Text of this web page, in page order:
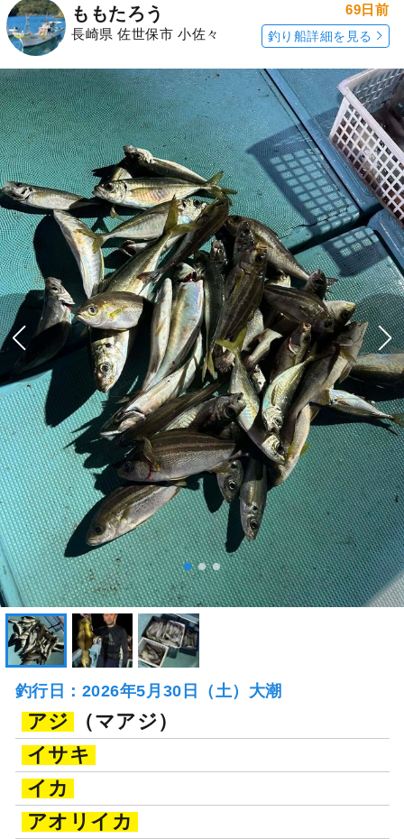
ももたろう
長崎県 佐世保市 小佐々
69日前
釣り船詳細を見る
釣行日：2026年5月30日（土）大潮
アジ
（マアジ）
イサキ
イカ
アオリイカ